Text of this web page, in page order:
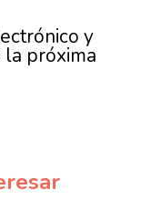
y
próxima